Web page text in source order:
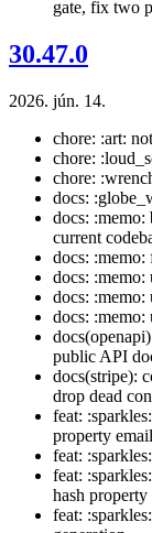
gate, fix two
30.47.0
2026. jún. 14.
chore: :art:
chore:
chore:
docs:
docs:
current
docs: :memo:
docs: :memo:
docs: :memo:
docs: :memo:
public API
docs(stripe):
drop dead
feat:
property
feat:
feat:
hash property
feat: